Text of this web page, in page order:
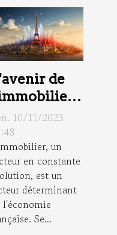
de
France:
et
10/11/2023
un
en constante
est un
déterminant
l'économie
Se...